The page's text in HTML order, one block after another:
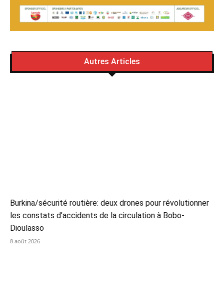
Autres Articles
Burkina/sécurité routière: deux drones pour révolutionner
les constats d’accidents de la circulation à Bobo-
Dioulasso
8 août 2026